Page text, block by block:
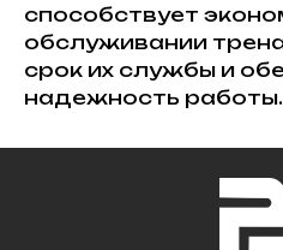
способствует
обслуживании
срок их службы и
надежность работы.